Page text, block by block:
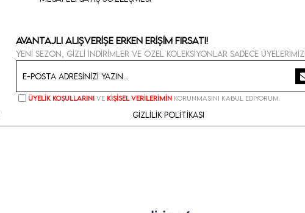
Avantajlı Alışverişe Erken Erişim Fırsatı!
Yeni sezon, gizli indirimler ve özel koleksiyonlar sadece
Üyelik koşullarını ve kişisel verilerimin korunmasını kabul ediyorum.
Gizlilik Politikası